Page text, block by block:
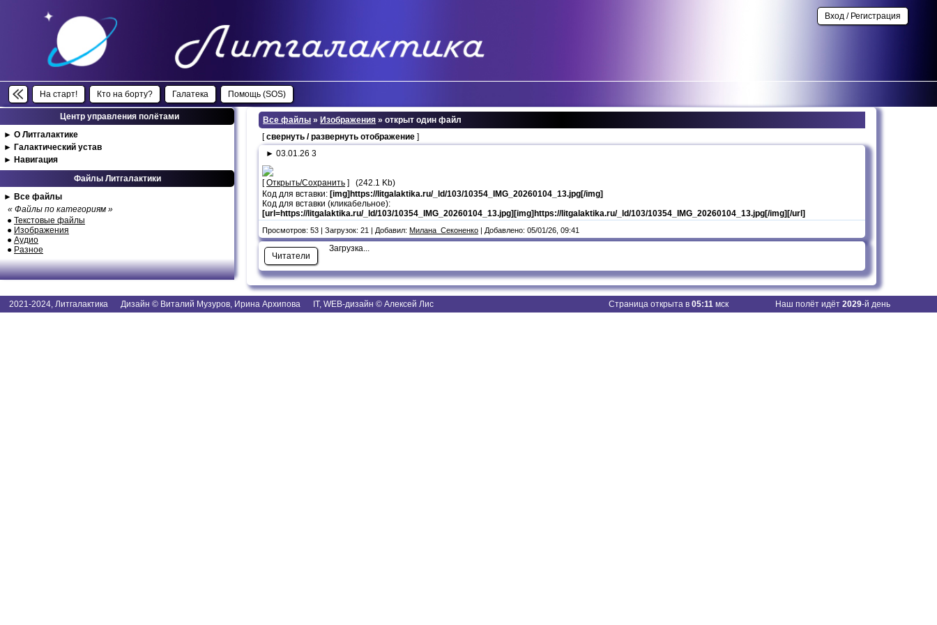
На старт! Кто на борту? Галатека Помощь (SOS)
Вход / Регистрация
Центр управления полётами
► О Литгалактике
► Галактический устав
► Навигация
Файлы Литгалактики
► Все файлы
« Файлы по категориям »
● Текстовые файлы
● Изображения
● Аудио
● Разное
Все файлы »Изображения » открыт один файл
[свернуть / развернуть отображение ]
► 03.01.26 3
[Открыть/Сохранить ] (242.1 Kb)
Код для вставки:[img]https://litgalaktika.ru/_ld/103/10354_IMG_20260104_13.jpg[/img]
Код для вставки (кликабельное):
[url=https://litgalaktika.ru/_ld/103/10354_IMG_20260104_13.jpg][img]https://litgalaktika.ru/_ld/103/10354_IMG_20260104_13.jpg[/img][/url]
Просмотров: 53 | Загрузок: 21 | Добавил:Милана_Секоненко | Добавлено: 05/01/26, 09:41
Читатели
Загрузка...
2021-2024, Литгалактика Дизайн © Виталий Музуров, Ирина Архипова IT, WEB-дизайн © Алексей Лис Наш полёт идёт 2029-й день
Страница открыта в 05:11 мск